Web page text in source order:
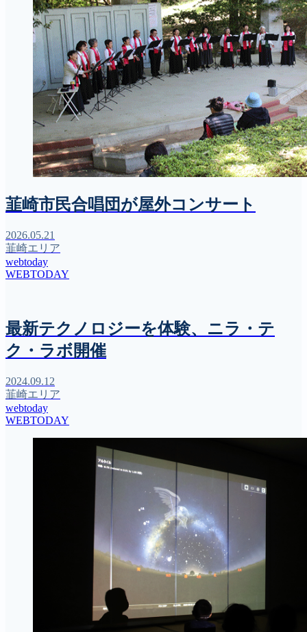
韮崎市民合唱団が屋外コンサート
2026.05.21
韮崎エリア
webtoday
WEBTODAY
最新テクノロジーを体験、ニラ・テ
ク・ラボ開催
2024.09.12
韮崎エリア
webtoday
WEBTODAY